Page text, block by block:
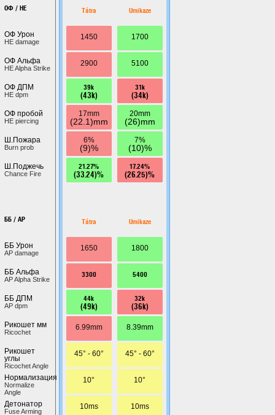
ОФ / HE
ОФ Урон
HE damage
ОФ Альфа
HE Alpha Strike
ОФ ДПМ
HE dpm
ОФ пробой
HE piercing
Ш.Пожара
Burn prob
Ш.Поджечь
Chance Fire
ББ / AP
ББ Урон
AP damage
ББ Альфа
AP Alpha Strike
ББ ДПМ
AP dpm
Рикошет мм
Ricochet
Рикошет
углы
Ricochet Angle
Нормализация
Normalize
Angle
Детонатор
Fuse Arming
Tátra
1450
2900
39k
(43k)
17mm
(22.1)mm
6%
(9)%
21.27%
(33.24)%
Tátra
1650
3300
44k
(49k)
6.99mm
45° - 60°
10°
10ms
Umikaze
1700
5100
31k
(34k)
20mm
(26)mm
7%
(10)%
17.24%
(26.25)%
Umikaze
1800
5400
32k
(36k)
8.39mm
45° - 60°
10°
10ms